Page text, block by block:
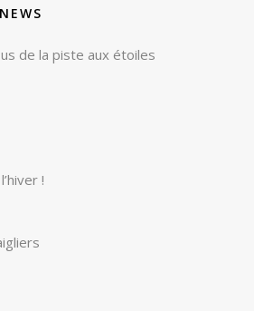
de la piste aux étoiles
!